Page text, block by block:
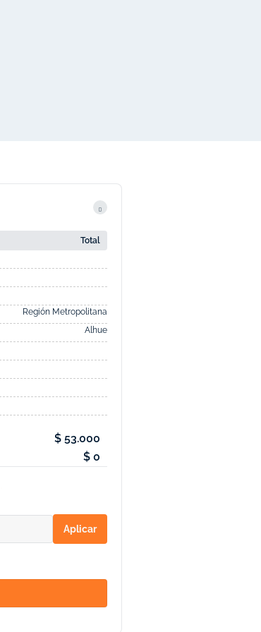
Total
Región Metropolitana
Alhue
$ 53.000
$ 0
Aplicar